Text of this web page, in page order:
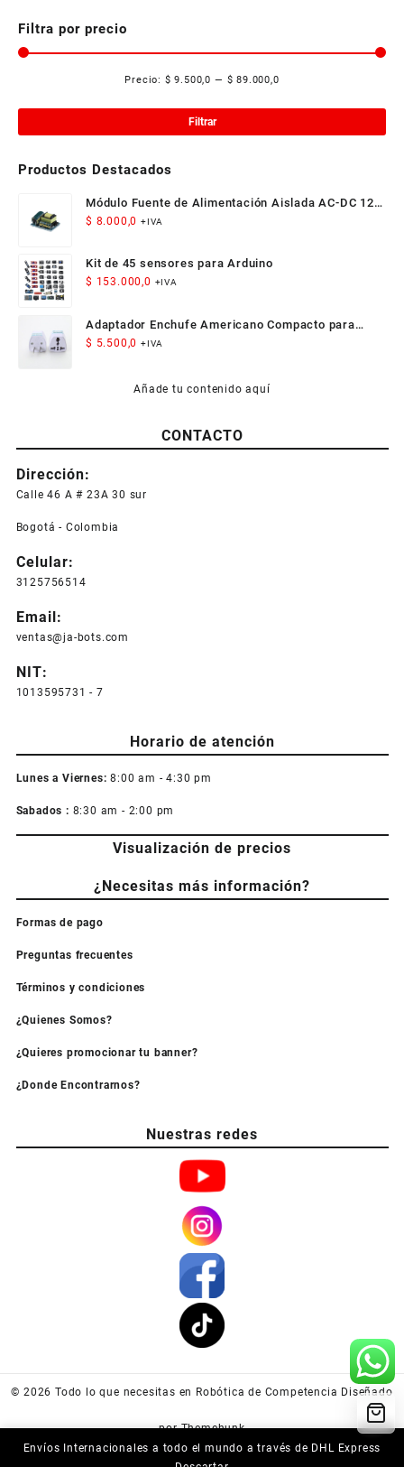
Envíos Internacionales a todo el mundo a través de DHL Express
Filtra por precio
Filtrar
Precio: $ 9.500,0 — $ 89.000,0
Productos Destacados
Módulo Fuente de Alimentación Aislada AC-DC 12V
300mA 3.5W
$ 8.000,0 +IVA
Kit de 45 sensores para Arduino
$ 153.000,0 +IVA
Adaptador Enchufe Americano Compacto para
Viaje
$ 5.500,0 +IVA
Añade tu contenido aquí
CONTACTO
Dirección:
Calle 46 A # 23A 30 sur
Bogotá - Colombia
Celular:
3125756514
Email:
ventas@ja-bots.com
NIT:
1013595731 - 7
Horario de atención
Lunes a Viernes: 8:00 am - 4:30 pm
Sabados : 8:30 am - 2:00 pm
Visualización de precios
¿Necesitas más información?
Formas de pago
Preguntas frecuentes
Términos y condiciones
¿Quienes Somos?
¿Quieres promocionar tu banner?
¿Donde Encontrarnos?
Nuestras redes
© 2026 Todo lo que necesitas en Robótica de Competencia Diseñado
por Themehunk